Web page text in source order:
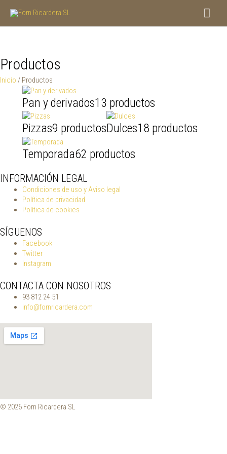
contenido
Productos
Inicio / Productos
Pan y derivados13 productos
Pizzas9 productosDulces18 productos
Temporada62 productos
INFORMACIÓN LEGAL
Condiciones de uso y Aviso legal
Política de privacidad
Política de cookies
SÍGUENOS
Facebook
Twitter
Instagram
CONTACTA CON NOSOTROS
93 812 24 51
info@fornricardera.com
© 2026 Forn Ricardera SL